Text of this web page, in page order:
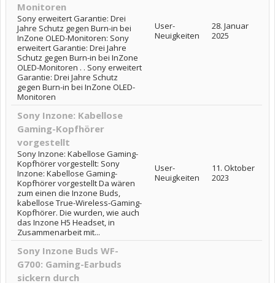
Monitoren
Sony erweitert Garantie: Drei
Jahre Schutz gegen Burn-in bei
InZone OLED-Monitoren: Sony
erweitert Garantie: Drei Jahre
Schutz gegen Burn-in bei InZone
OLED-Monitoren . . Sony erweitert
Garantie: Drei Jahre Schutz
gegen Burn-in bei InZone OLED-
Monitoren
User-
Neuigkeiten
28. Januar
2025
Sony Inzone: Kabellose
Gaming-Kopfhörer
vorgestellt
Sony Inzone: Kabellose Gaming-
Kopfhörer vorgestellt: Sony
Inzone: Kabellose Gaming-
Kopfhörer vorgestellt Da wären
zum einen die Inzone Buds,
kabellose True-Wireless-Gaming-
Kopfhörer. Die wurden, wie auch
das Inzone H5 Headset, in
Zusammenarbeit mit...
User-
Neuigkeiten
11. Oktober
2023
Sony Inzone Buds WF-
G700: Gaming-Earbuds
sickern durch